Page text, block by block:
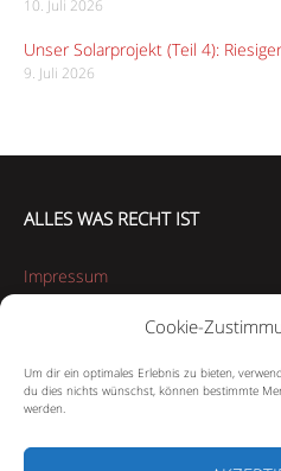
Cookie-
Um dir ein optimales Erlebnis zu bieten,
du dies nichts wünschst, können bestimmte
werden.
10. Juli 2026
Unser Solarprojekt (Teil 4):
9. Juli 2026
ALLES WAS RECHT IST
Impressum
Datenschutzerklärung
Cookie-Richtlinie (EU)